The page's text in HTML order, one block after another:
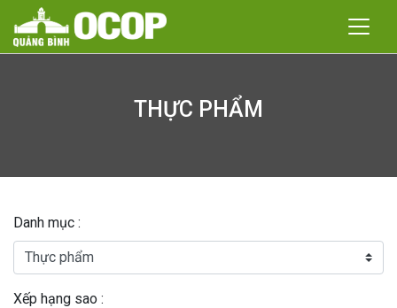
THỰC PHẨM
Danh mục :
Xếp hạng sao :